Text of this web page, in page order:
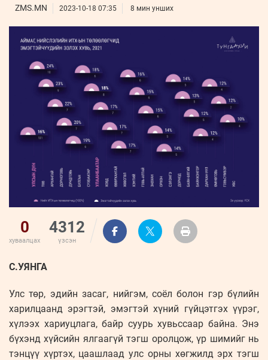
Бүртгүүлэх
Бизнес
forum
ФОТО
УРЛАГ
ТӨВ
ZUUNII
MEDEE
WEEKLY
ZMS.MN 2023-10-18 07:35 8 мин унших
0
хуваалцах
4312
үзсэн
С.УЯНГА
Улс төр, эдийн засаг, нийгэм, соёл болон гэр бүлийн
харилцаанд эрэгтэй, эмэгтэй хүний гүйцэтгэх үүрэг,
хүлээх хариуцлага, байр суурь хувьссаар байна. Энэ
бүхэнд хүйсийн ялгаагүй тэгш оролцож, үр шимийг нь
тэнцүү хүртэх, цаашлаад улс орны хөгжилд эрх тэгш